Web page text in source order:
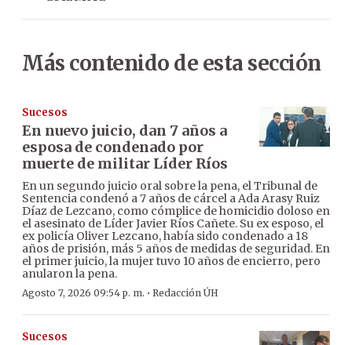
Más contenido de esta sección
Sucesos
En nuevo juicio, dan 7 años a
esposa de condenado por
muerte de militar Líder Ríos
En un segundo juicio oral sobre la pena, el Tribunal de
Sentencia condenó a 7 años de cárcel a Ada Arasy Ruiz
Díaz de Lezcano, como cómplice de homicidio doloso en
el asesinato de Líder Javier Ríos Cañete. Su ex esposo, el
ex policía Oliver Lezcano, había sido condenado a 18
años de prisión, más 5 años de medidas de seguridad. En
el primer juicio, la mujer tuvo 10 años de encierro, pero
anularon la pena.
Agosto 7, 2026 09:54 p. m. · Redacción ÚH
Sucesos